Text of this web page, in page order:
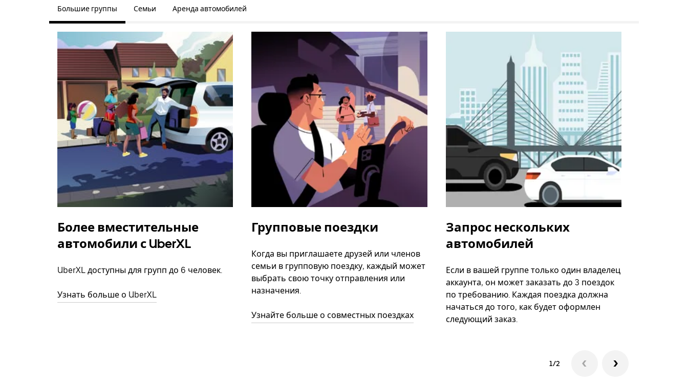
Большие группы Семьи Аренда автомобилей
Более вместительные
автомобили с UberXL
UberXL доступны для групп до 6 человек.
Узнать больше о UberXL
Групповые поездки
Когда вы приглашаете друзей или членов
семьи в групповую поездку, каждый может
выбрать свою точку отправления или
назначения.
Узнайте больше о совместных поездках
Запрос нескольких
автомобилей
Если в вашей группе только один владелец
аккаунта, он может заказать до 3 поездок
по требованию. Каждая поездка должна
начаться до того, как будет оформлен
следующий заказ.
1/2